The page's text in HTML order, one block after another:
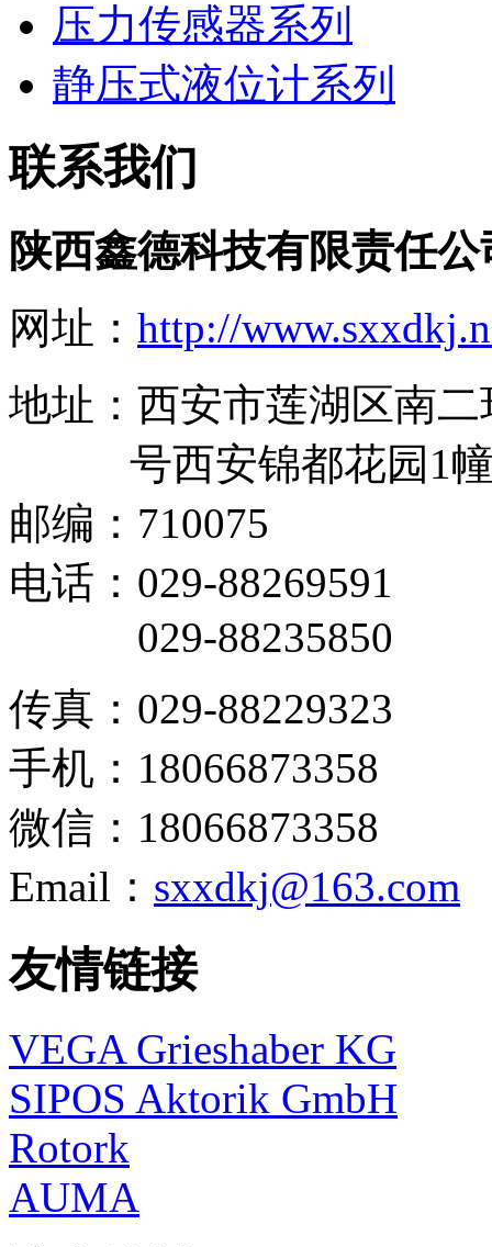
压力传感器系列
静压式液位计系列
联系我们
陕西鑫德科技有限责任公
网址： http://
地址：西安市莲湖区南
号西安锦都花园1幢
邮编：710075
电话：029-88269591
029-88235850
传真：029-88229323
手机：18066873358
微信：18066873358
Email： sxxdkj@163.com
友情链接
VEGA Grieshaber KG
SIPOS Aktorik GmbH
Rotork
AUMA